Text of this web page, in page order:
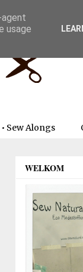
• Sew Alongs
WELKOM
usage